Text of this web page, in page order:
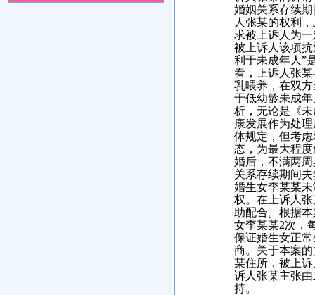
婚姻关系存续
人张某的权利
求被上诉人为
被上诉人该项
利于未成年人”
看，上诉人张
乳喂养，在双
于低幼龄未成
析，无论是《
康发展作为处
体规定，但考
态，为最大程
婚后，不满两
关系存续期间
婚生女李某某
权。在上诉人
助配合。根据
女李某某2次，
保证婚生女正
商。关于本案
某住所，被上
诉人张某主张
持。